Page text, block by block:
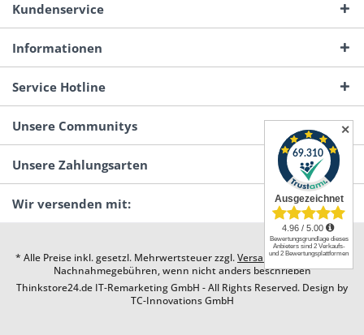
Kundenservice
Informationen
Service Hotline
Unsere Communitys
Unsere Zahlungsarten
Wir versenden mit:
* Alle Preise inkl. gesetzl. Mehrwertsteuer zzgl.Versandkostenund ggf.
Nachnahmegebühren, wenn nicht anders beschrieben
Thinkstore24.de IT-Remarketing GmbH - All Rights Reserved. Design by
TC-Innovations GmbH
✕